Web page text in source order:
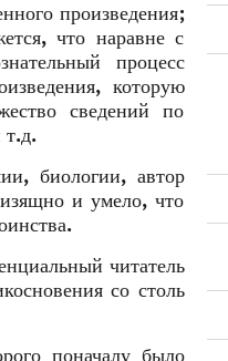
произведения;
что наравне с
процесс
которую
сведений по
т.д.
биологии, автор
и умело, что
читатель
со столь
поначалу было